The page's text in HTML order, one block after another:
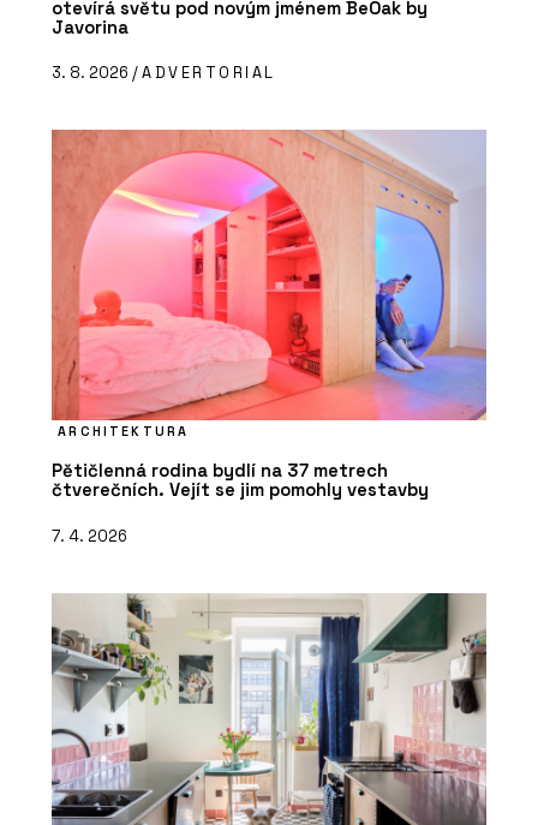
otevírá světu pod novým jménem BeOak by
Javorina
3. 8. 2026 /ADVERTORIAL
ARCHITEKTURA
Pětičlenná rodina bydlí na 37 metrech
čtverečních. Vejít se jim pomohly vestavby
7. 4. 2026